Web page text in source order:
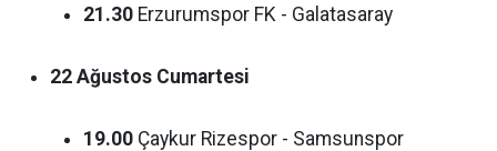
21.30 Erzurumspor FK - Galatasaray
22 Ağustos Cumartesi
19.00 Çaykur Rizespor - Samsunspor